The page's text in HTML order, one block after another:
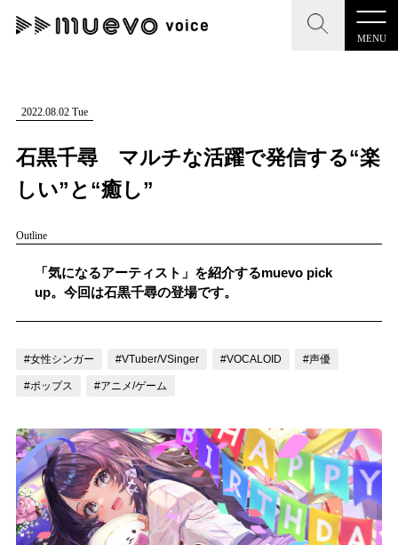
MENU
CLOSE
記事を検索する
人気ワード
#男性SSW #ポップス #女性SSW
CLOSE
"読者の声を形にする”音楽特化メディア
MENU
記事一覧
お問い合わせ
ログイン
LINK
2022.08.02 Tue
石黒千尋 マルチな活躍で発信する“楽
しい”と“癒し”
Outline
「気になるアーティスト」を紹介するmuevo pick
up。今回は石黒千尋の登場です。
#女性シンガー #VTuber/VSinger #VOCALOID #声優
#ポップス #アニメ/ゲーム